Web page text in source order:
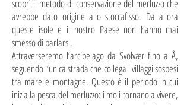
scoprì il metodo di conservazione del merluzzo che
avrebbe dato origine allo stoccafisso. Da allora
queste isole e il nostro Paese non hanno mai
smesso di parlarsi.
Attraverseremo l’arcipelago da Svolvær fino a Å,
seguendo l’unica strada che collega i villaggi sospesi
tra mare e montagne. Questo è il periodo in cui
inizia la pesca del merluzzo: i moli tornano a vivere,